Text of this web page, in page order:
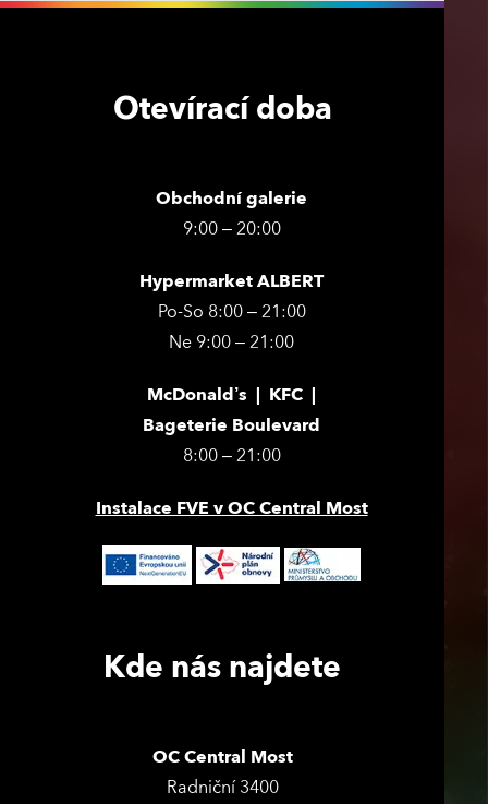
Otevírací doba
Obchodní galerie
9:00 – 20:00
Hypermarket ALBERT
Po-So 8:00 – 21:00
Ne 9:00 – 21:00
McDonald’s | KFC |
Bageterie Boulevard
8:00 – 21:00
Instalace FVE v OC Central Most
Kde nás najdete
OC Central Most
Radniční 3400